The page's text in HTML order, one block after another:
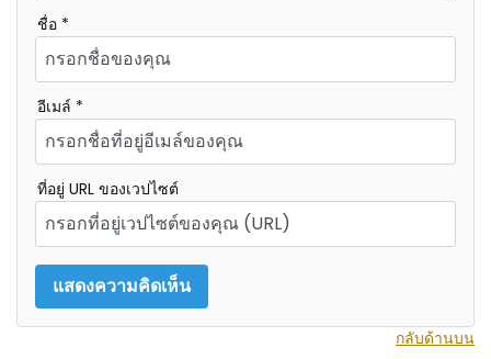
ชื่อ *
อีเมล์ *
ที่อยู่ URL ของเวปไซต์
กลับด้านบน